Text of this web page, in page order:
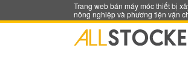
Trang web bán máy móc thiết bị
nông nghiệp và phương tiện vận